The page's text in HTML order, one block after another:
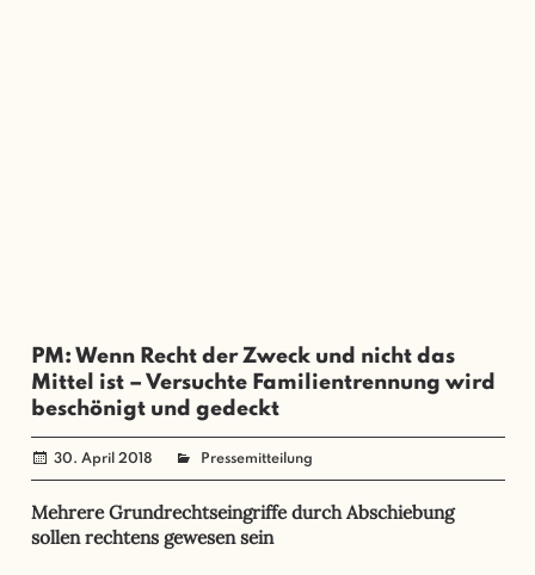
PM: Wenn Recht der Zweck und nicht das
Mittel ist – Versuchte Familientrennung wird
beschönigt und gedeckt
30. April 2018 administrator
Pressemitteilung
Mehrere Grundrechtseingriffe durch Abschiebung
sollen rechtens gewesen sein